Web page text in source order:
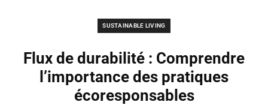
SUSTAINABLE LIVING
Flux de durabilité : Comprendre
l’importance des pratiques
écoresponsables